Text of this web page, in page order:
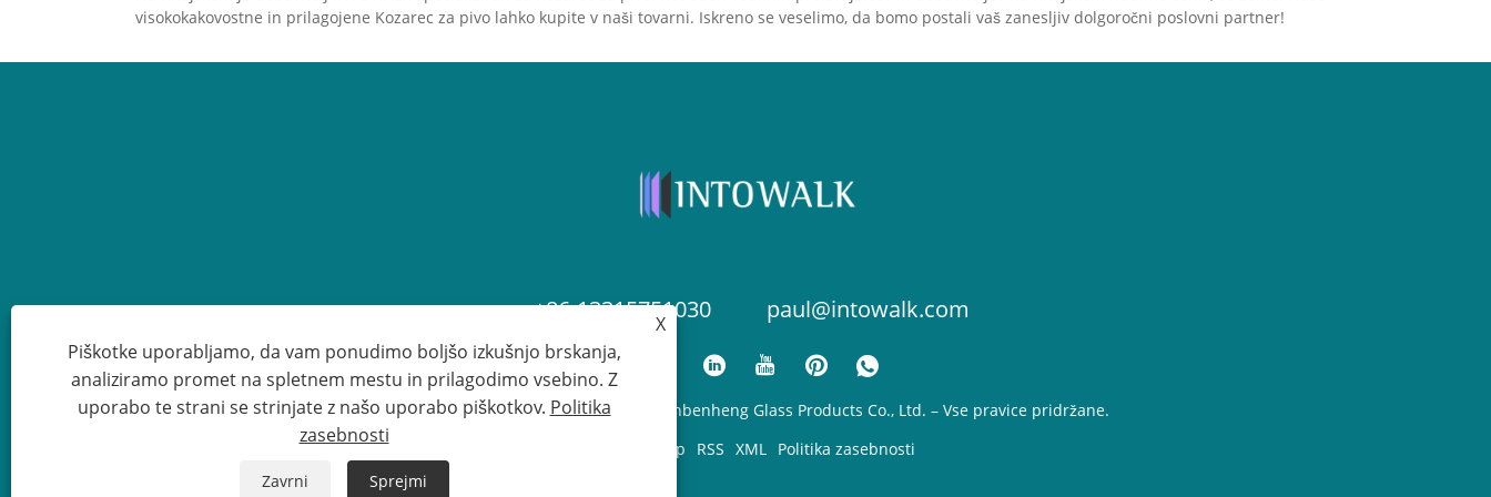
tudi skupaj, preden odprete
°C v kozarec pri sobni
Za vrhunsko vizualno
posebej oblikoval obliko
Za vrhunsko vizualno
posebej oblikoval obliko
uživajte v zadovoljstvu svojih
dobavna veriga platforme za
visokokakovostne in prilagojene Kozarec za pivo lahko kupite v naši tovarni. Iskreno se veselimo, da bomo postali vaš zanesljiv dolgoročni poslovni partner!
+86-13315751030 paul@intowalk.com
Avtorske pravice © 2023 Cangzhou Yuanbenheng Glass Products Co., Ltd. – Vse pravice pridržane.
Sitemap RSS XML Politika zasebnosti
X
Piškotke uporabljamo, da vam ponudimo boljšo izkušnjo brskanja,
analiziramo promet na spletnem mestu in prilagodimo vsebino. Z
uporabo te strani se strinjate z našo uporabo piškotkov. Politika
zasebnosti
Zavrni Sprejmi